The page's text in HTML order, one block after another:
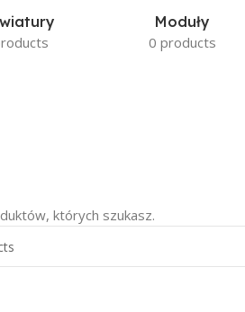
Moduły
0 products
których szukasz.